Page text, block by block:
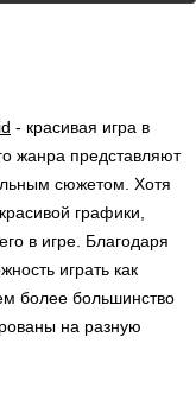
- красивая игра в
жанра представляют
сюжетом. Хотя
графики,
в игре. Благодаря
играть как
более большинство
на разную